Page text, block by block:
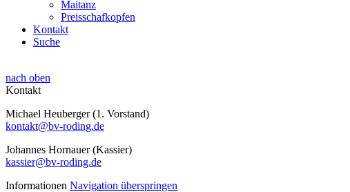
Maitanz
Preisschafkopfen
Kontakt
Suche
nach oben
Kontakt
Michael Heuberger (1. Vorstand)
kontakt@bv-roding.de
Johannes Hornauer (Kassier)
kassier@bv-roding.de
Informationen Navigation überspringen